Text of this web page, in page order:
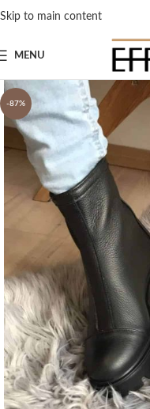
Skip to main content
MENU
-87%